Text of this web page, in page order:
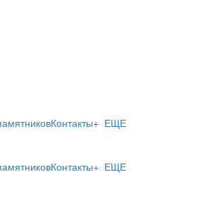
Контакты+ ЕЩЕ
Контакты+ ЕЩЕ